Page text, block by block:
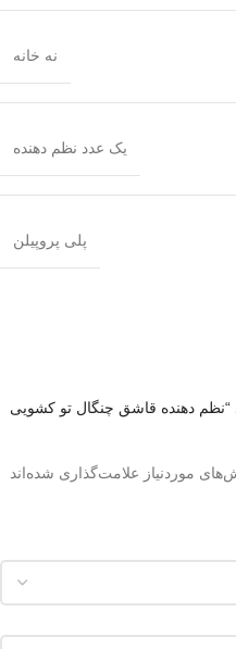
نه خانه
یک عدد نظم دهنده
پلی پروپیلن
دهنده قاشق چنگال تو کشویی
موردنیاز علامت‌گذاری شده‌اند